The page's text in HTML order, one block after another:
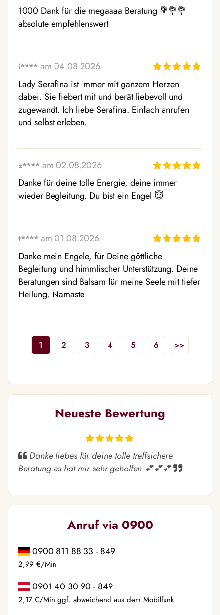
1000 Dank für die megaaaa Beratung 💐💐💐
absolute empfehlenswert
i**** am 04.08.2026
Lady Serafina ist immer mit ganzem Herzen
dabei. Sie fiebert mit und berät liebevoll und
zugewandt. Ich liebe Serafina. Einfach anrufen
und selbst erleben.
z**** am 02.08.2026
Danke für deine tolle Energie, deine immer
wieder Begleitung. Du bist ein Engel 😇
t**** am 01.08.2026
Danke mein Engele, für Deine göttliche
Begleitung und himmlischer Unterstützung. Deine
Beratungen sind Balsam für meine Seele mit tiefer
Heilung. Namaste
1 2 3 4 5 6 >>
Neueste Bewertung
Danke liebes für deine tolle treffsichere
Beratung es hat mir sehr geholfen 💕💕💕
Anruf via 0900
0900 811 88 33 - 849
2,99 €/Min
0901 40 30 90 - 849
2,17 €/Min ggf. abweichend aus dem Mobilfunk